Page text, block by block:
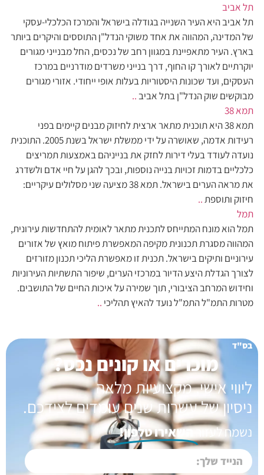
תל אביב
תל אביב היא העיר השנייה בגודלה בישראל והמרכז הכלכלי-עסקי
של המדינה, המהווה את אחד משוקי הנדל"ן התוססים והיקרים ביותר
בארץ. העיר מתאפיינת במגוון רחב של נכסים, החל מבנייני מגורים
יוקרתיים לאורך קו החוף, דרך בנייני משרדים מודרניים במרכז
העסקים, ועד שכונות היסטוריות בעלות אופי ייחודי. אזורי מגורים
מבוקשים שוק הנדל"ן בתל אביב..
תמא 38
תמא 38 היא תוכנית מתאר ארצית לחיזוק מבנים קיימים בפני
רעידות אדמה, שאושרה על ידי ממשלת ישראל בשנת 2005. התוכנית
נועדה לעודד בעלי דירות לחזק את בנייניהם באמצעות תמריצים
כלכליים בדמות זכויות בנייה נוספות, ובכך להגן על חיי אדם ולשדרג
את מראה הערים בישראל. תמא 38 מציעה שני מסלולים עיקריים:
חיזוק ותוספת..
תמל
תמל הוא מונח המתייחס לתכנית מתאר לאומית להתחדשות עירונית,
המהווה מסגרת תכנונית מקיפה המאפשרת פיתוח מואץ של אזורים
עירוניים ותיקים בישראל. תכנית זו מאפשרת הליכי תכנון מזורזים
לצורך הגדלת היצע הדיור במרכזי הערים, שיפור התשתיות העירוניות
וחידוש המרחב הציבורי, תוך שמירה על איכות החיים של התושבים.
מטרות התמ"ל התמ"ל נועד להאיץ תהליכי ..
בס"ד
מוכרים או קונים נכס?
ליווי אישי, מקצועיות מלאה
ניסיון של עשרות שנים עומדים לצידכם.
נשמח לעזורהשאירו טלפון!